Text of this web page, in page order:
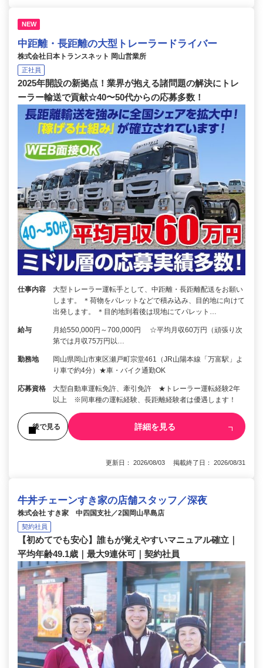
NEW
中距離・長距離の大型トレーラードライバー
株式会社日本トランスネット 岡山営業所
正社員
2025年開設の新拠点！業界が抱える諸問題の解決にトレ
ーラー輸送で貢献☆40〜50代からの応募多数！
仕事内容
大型トレーラー運転手として、中距離・長距離配送をお願い
します。 ＊荷物をパレットなどで積み込み、目的地に向けて
出発します。 ＊目的地到着後は現地にてパレット…
給与
月給550,000円～700,000円 ☆平均月収60万円（頑張り次
第では月収75万円以…
勤務地
岡山県岡山市東区瀬戸町宗堂461（JR山陽本線「万富駅」よ
り車で約4分）★車・バイク通勤OK
応募資格
大型自動車運転免許、牽引免許 ★トレーラー運転経験2年
以上 ※同車種の運転経験、長距離経験者は優遇します！
後で見る 詳細を見る
更新日： 2026/08/03 掲載終了日： 2026/08/31
牛丼チェーンすき家の店舗スタッフ／深夜
株式会社 すき家 中四国支社／2国岡山早島店
契約社員
【初めてでも安心】誰もが覚えやすいマニュアル確立｜
平均年齢49.1歳｜最大9連休可｜契約社員